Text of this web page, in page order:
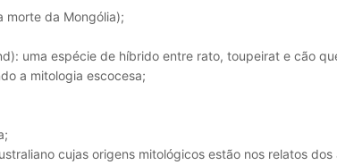
morte da Mongólia);
uma espécie de híbrido entre rato, toupeirat e cão
a mitologia escocesa;
cujas origens mitológicos estão nos relatos dos